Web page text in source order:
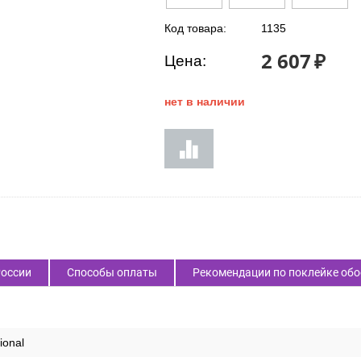
Код товара: 1135
Цена: 2 607₽
нет в наличии
Способы оплаты Рекомендации по поклейке